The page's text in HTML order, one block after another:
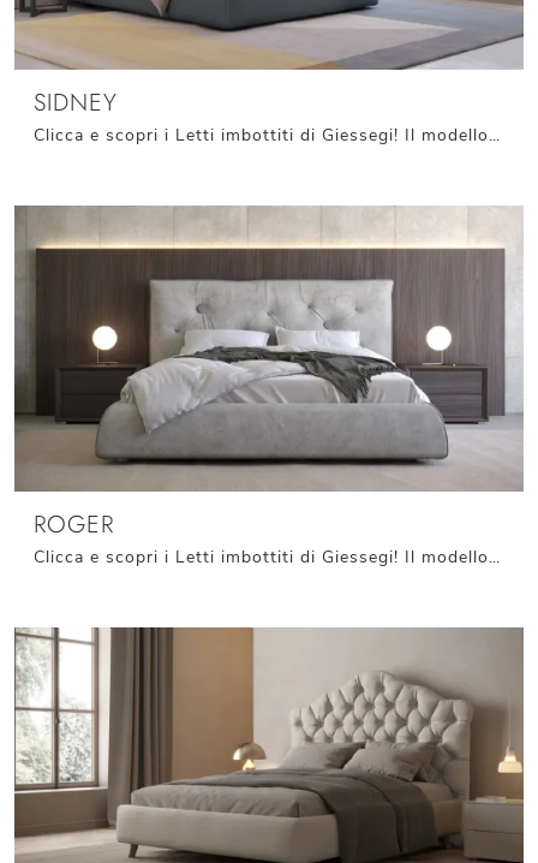
SIDNEY
Clicca e scopri i Letti imbottiti di Giessegi! Il modello Sidney in tessuto ti aspetta nelle versioni matrimoniali.
ROGER
Clicca e scopri i Letti imbottiti di Giessegi! Il modello Roger in tessuto ti aspetta nelle versioni matrimoniali.